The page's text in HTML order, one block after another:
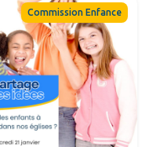
Commission Enfance